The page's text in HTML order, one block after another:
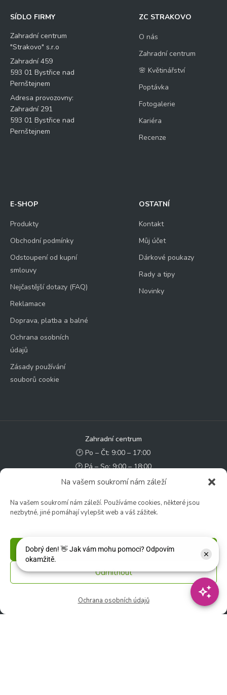
Na vašem soukromí nám záleží
Na vašem soukromí nám záleží. Používáme cookies, některé jsou
nezbytné, jiné pomáhají vylepšit web a váš zážitek.
Příjmout
Odmítnout
Ochrana osobních údajů
SÍDLO FIRMY
Zahradní centrum
"Strakovo" s.r.o
Zahradní 459
593 01 Bystřice nad
Pernštejnem
Adresa provozovny:
Zahradní 291
593 01 Bystřice nad
Pernštejnem
ZC STRAKOVO
O nás
Zahradní centrum
🌸 Květinářství
Poptávka
Fotogalerie
Kariéra
Recenze
E-SHOP
Produkty
Obchodní podmínky
Odstoupení od kupní
smlouvy
Nejčastější dotazy (FAQ)
Reklamace
Doprava, platba a balné
Ochrana osobních
údajů
Zásady používání
souborů cookie
OSTATNÍ
Kontakt
Můj účet
Dárkové poukazy
Rady a tipy
Novinky
Zahradní centrum
🕑 Po – Čt: 9:00 – 17:00
🕑 Pá – So: 9:00 – 18:00
🚫 Neděle: ZAVŘENO
Květinářství
🚫 Ne - Po: ZAVŘENO
Rychlý kontakt: